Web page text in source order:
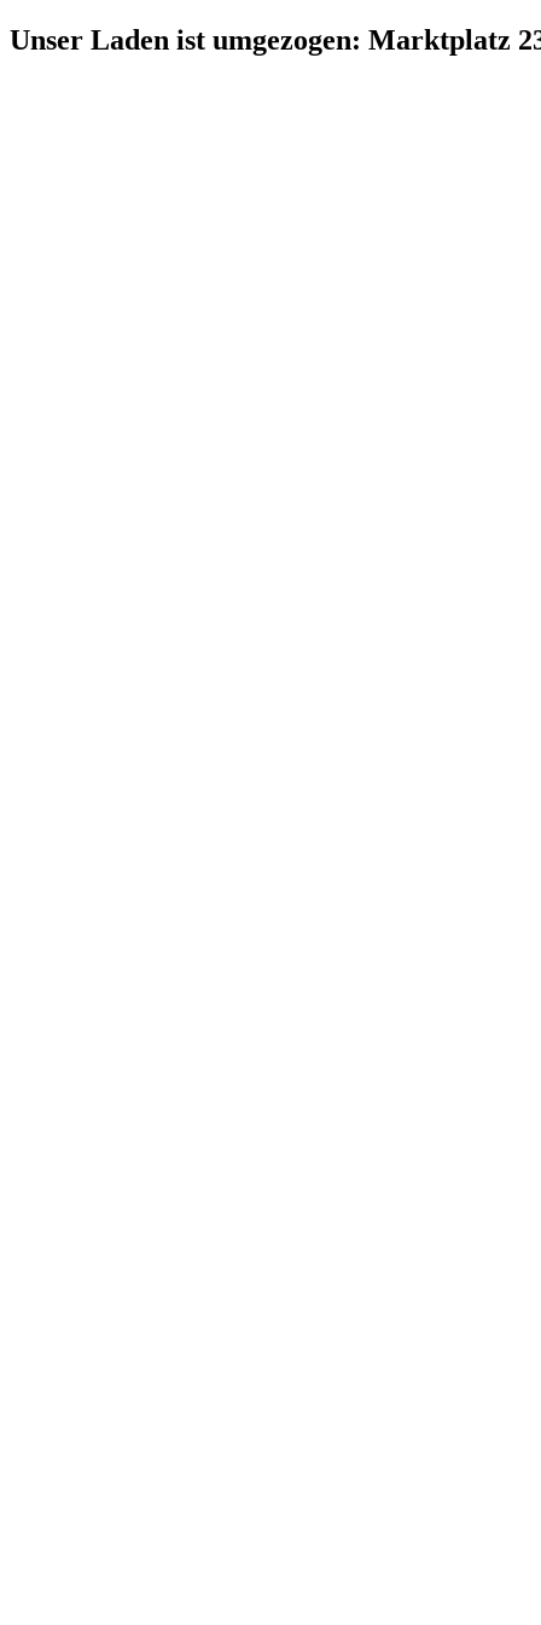
Zum
Inhalt
Unser Laden ist umgezogen: Marktplatz